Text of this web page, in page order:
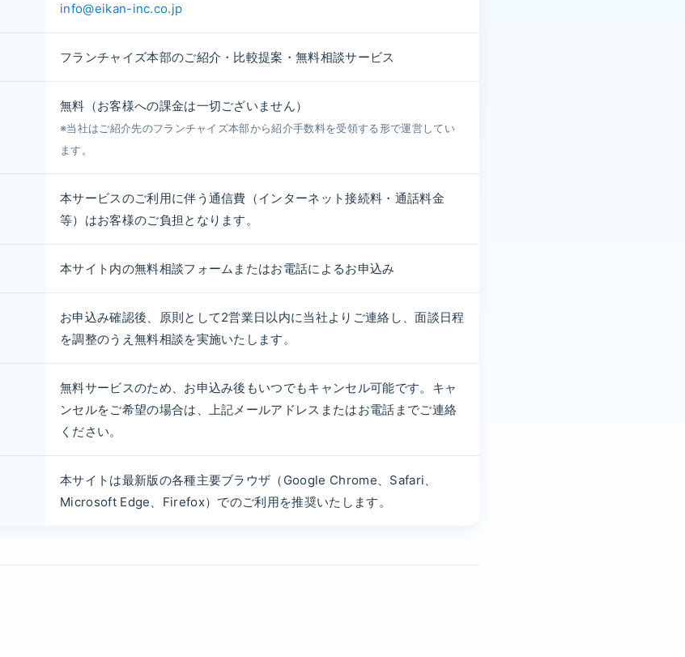
info@eikan-inc.co.jp
フランチャイズ本部のご紹介・比較提案・無料相談サービス
無料（お客様への課金は一切ございません）
※当社はご紹介先のフランチャイズ本部から紹介手数料を受領する形で運営してい
ます。
本サービスのご利用に伴う通信費（インターネット接続料・通話料金
等）はお客様のご負担となります。
本サイト内の無料相談フォームまたはお電話によるお申込み
お申込み確認後、原則として2営業日以内に当社よりご連絡し、面談日程
を調整のうえ無料相談を実施いたします。
無料サービスのため、お申込み後もいつでもキャンセル可能です。キャ
ンセルをご希望の場合は、上記メールアドレスまたはお電話までご連絡
ください。
本サイトは最新版の各種主要ブラウザ（Google Chrome、Safari、
Microsoft Edge、Firefox）でのご利用を推奨いたします。